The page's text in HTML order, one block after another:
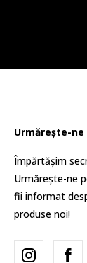
Urmărește-ne
Împărtășim
Urmărește-ne
fii informat
produse noi!